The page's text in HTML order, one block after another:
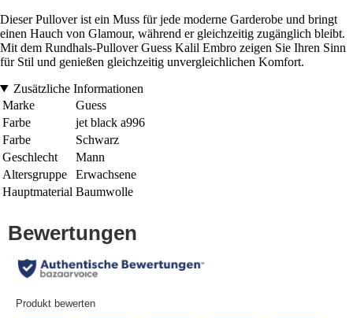
Dieser Pullover ist ein Muss für jede moderne Garderobe und bringt
einen Hauch von Glamour, während er gleichzeitig zugänglich bleibt.
Mit dem Rundhals-Pullover Guess Kalil Embro zeigen Sie Ihren Sinn
für Stil und genießen gleichzeitig unvergleichlichen Komfort.
Zusätzliche Informationen
Marke
Guess
Farbe
jet black a996
Farbe
Schwarz
Geschlecht
Mann
Altersgruppe
Erwachsene
Hauptmaterial Baumwolle